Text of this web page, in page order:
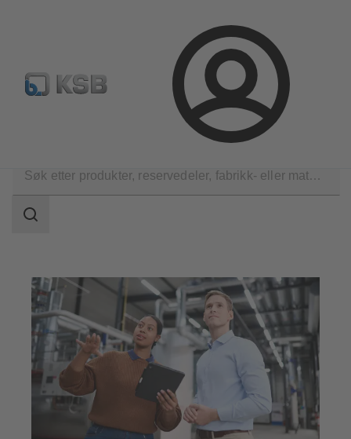
Logg
inn
Produktsøk Retur & reklamasjon Konfigurer
Driftsverktøy
Søkeområde